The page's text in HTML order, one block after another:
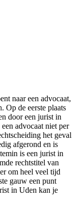
naar een advocaat,
Op de eerste plaats
door een jurist in
advocaat niet per
het geval
afgerond en is
is een jurist in
rechtstitel van
om heel veel tijd
gauw een punt
in Uden kan je